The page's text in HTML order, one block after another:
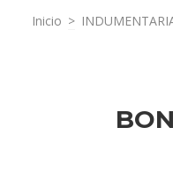
Inicio >